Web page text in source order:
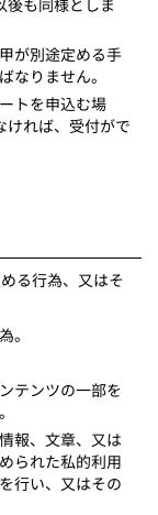
後も同様としま
が別途定める手
なりません。
トを申込む場
ければ、受付がで
る行為、又はそ
。
テンツの一部を
報、文章、又は
られた私的利用
行い、又はその